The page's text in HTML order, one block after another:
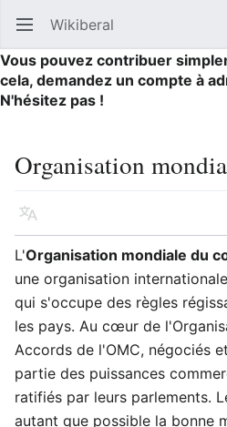
Ouvrir le menu principal Wikiberal
Vous pouvez contribuer
cela, demandez un compte à
N'hésitez pas !
Organisation
Langue
L'Organisation mondiale du
une organisation
qui s'occupe des règles
les pays. Au cœur de
Accords de l'OMC, négociés
partie des puissances
ratifiés par leurs parlements.
autant que possible la bonne